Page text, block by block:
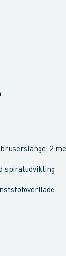
2
spiraludvikling